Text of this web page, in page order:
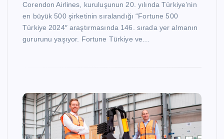
Corendon Airlines, kuruluşunun 20. yılında Türkiye’nin
en büyük 500 şirketinin sıralandığı “Fortune 500
Türkiye 2024″ araştırmasında 146. sırada yer almanın
gururunu yaşıyor. Fortune Türkiye ve…